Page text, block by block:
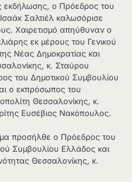
εκδήλωσης, ο Πρόεδρος του
Σαλτιέλ καλωσόρισε
Χαιρετισμό απηύθυναν ο
εκ μέρους του Γενικού
Νέας Δημοκρατίας και
κ. Σταύρου
του Δημοτικού Συμβουλίου
ο εκπρόσωπος του
Θεσσαλονίκης, κ.
Ευσέβιος Νακόπουλος.
προσήλθε ο Πρόεδρος του
Συμβουλίου Ελλάδος και
Θεσσαλονίκης, κ.